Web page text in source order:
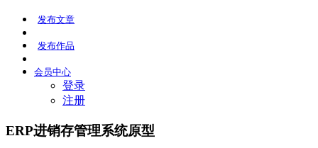
发布文章
发布作品
会员中心
登录
注册
ERP进销存管理系统原型